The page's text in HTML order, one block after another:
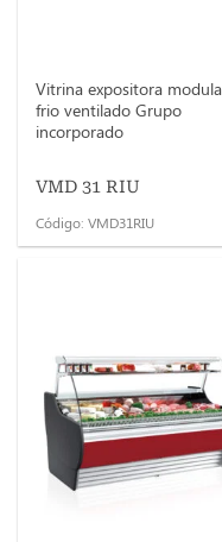
Vitrina expositora
frio ventilado Grupo
incorporado
VMD 31 RIU
Código: VMD31RIU